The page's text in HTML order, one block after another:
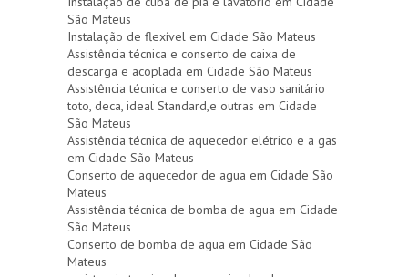
São Mateus
Instalação de flexível em Cidade São Mateus
Assistência técnica e conserto de caixa de
descarga e acoplada em Cidade São Mateus
Assistência técnica e conserto de vaso sanitário
toto, deca, ideal Standard,e outras em Cidade
São Mateus
Assistência técnica de aquecedor elétrico e a gas
em Cidade São Mateus
Conserto de aquecedor de agua em Cidade São
Mateus
Assistência técnica de bomba de agua em Cidade
São Mateus
Conserto de bomba de agua em Cidade São
Mateus